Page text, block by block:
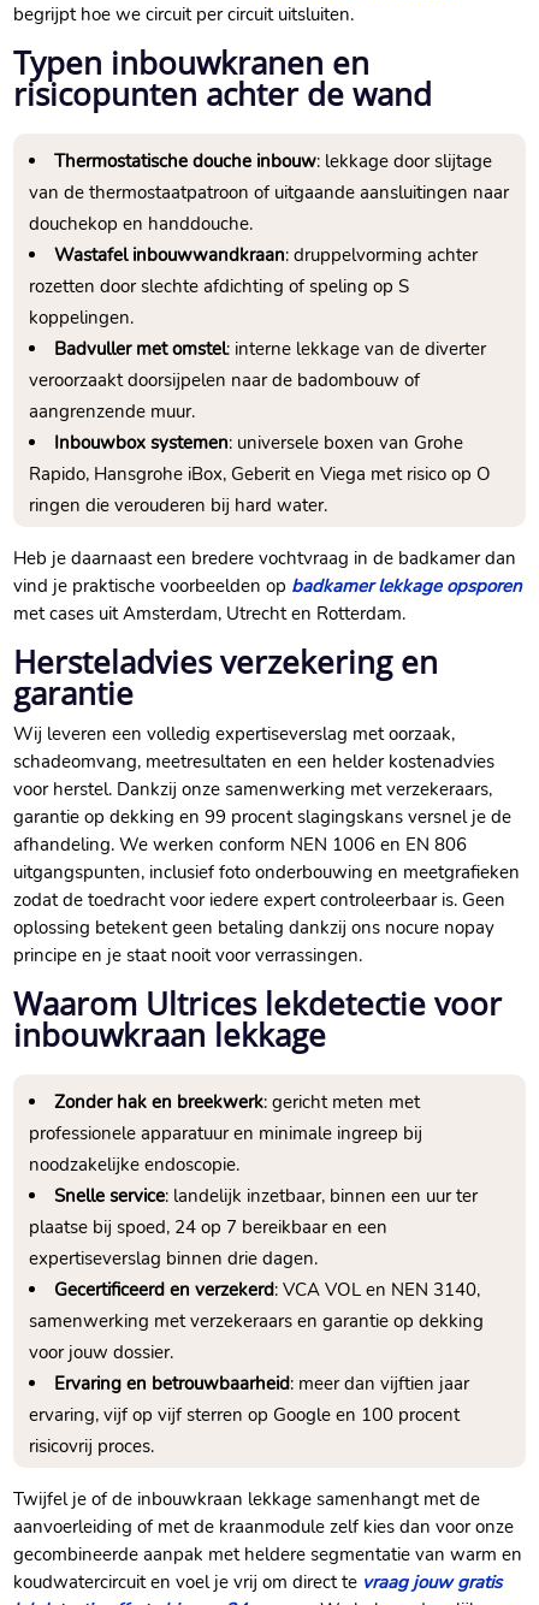
begrijpt hoe we circuit per circuit uitsluiten.
Typen inbouwkranen en
risicopunten achter de wand
Thermostatische douche inbouw: lekkage door slijtage
van de thermostaatpatroon of uitgaande aansluitingen naar
douchekop en handdouche.
Wastafel inbouwwandkraan: druppelvorming achter
rozetten door slechte afdichting of speling op S
koppelingen.
Badvuller met omstel: interne lekkage van de diverter
veroorzaakt doorsijpelen naar de badombouw of
aangrenzende muur.
Inbouwbox systemen: universele boxen van Grohe
Rapido, Hansgrohe iBox, Geberit en Viega met risico op O
ringen die verouderen bij hard water.
Heb je daarnaast een bredere vochtvraag in de badkamer dan
vind je praktische voorbeelden op badkamer lekkage opsporen
met cases uit Amsterdam, Utrecht en Rotterdam.
Hersteladvies verzekering en
garantie
Wij leveren een volledig expertiseverslag met oorzaak,
schadeomvang, meetresultaten en een helder kostenadvies
voor herstel. Dankzij onze samenwerking met verzekeraars,
garantie op dekking en 99 procent slagingskans versnel je de
afhandeling. We werken conform NEN 1006 en EN 806
uitgangspunten, inclusief foto onderbouwing en meetgrafieken
zodat de toedracht voor iedere expert controleerbaar is. Geen
oplossing betekent geen betaling dankzij ons nocure nopay
principe en je staat nooit voor verrassingen.
Waarom Ultrices lekdetectie voor
inbouwkraan lekkage
Zonder hak en breekwerk: gericht meten met
professionele apparatuur en minimale ingreep bij
noodzakelijke endoscopie.
Snelle service: landelijk inzetbaar, binnen een uur ter
plaatse bij spoed, 24 op 7 bereikbaar en een
expertiseverslag binnen drie dagen.
Gecertificeerd en verzekerd: VCA VOL en NEN 3140,
samenwerking met verzekeraars en garantie op dekking
voor jouw dossier.
Ervaring en betrouwbaarheid: meer dan vijftien jaar
ervaring, vijf op vijf sterren op Google en 100 procent
risicovrij proces.
Twijfel je of de inbouwkraan lekkage samenhangt met de
aanvoerleiding of met de kraanmodule zelf kies dan voor onze
gecombineerde aanpak met heldere segmentatie van warm en
koudwatercircuit en voel je vrij om direct te vraag jouw gratis